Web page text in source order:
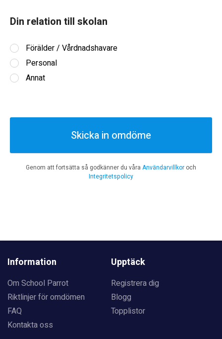
Din relation till skolan
Förälder / Vårdnadshavare
Personal
Annat
Skicka in omdöme
Genom att fortsätta så godkänner du våra Användarvillkor och
Integritetspolicy
Information
Om School Parrot
Riktlinjer för omdömen
FAQ
Kontakta oss
Upptäck
Registrera dig
Blogg
Topplistor